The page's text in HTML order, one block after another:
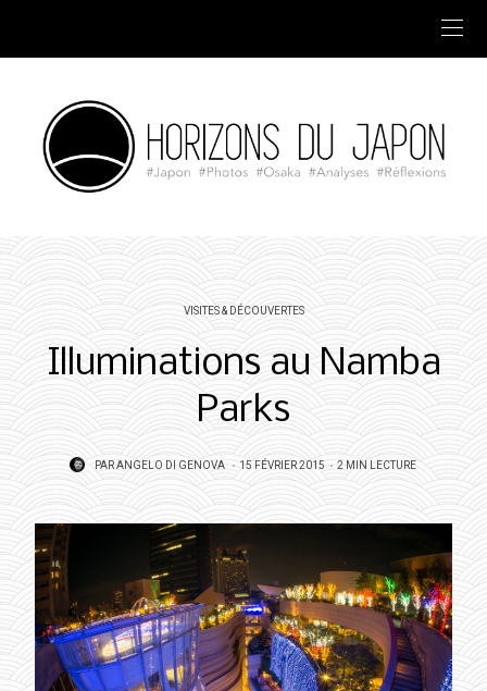
VISITES & DÉCOUVERTES
Illuminations au Namba
Parks
PARANGELO DI GENOVA
POSTED
ON
15 FÉVRIER 2015 2 MIN LECTURE